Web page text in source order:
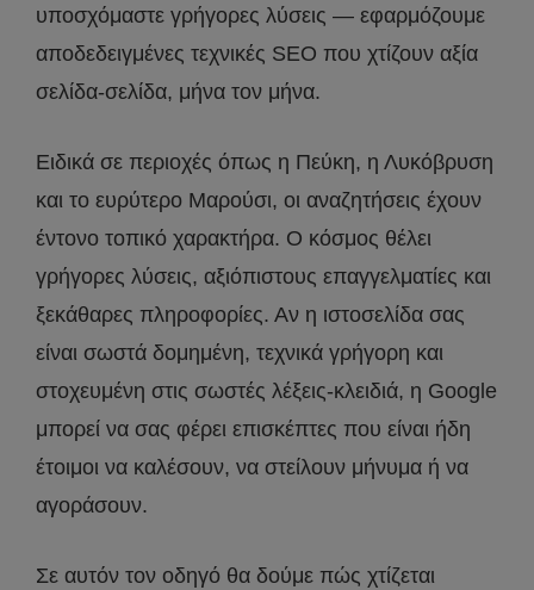
υποσχόμαστε γρήγορες λύσεις — εφαρμόζουμε
αποδεδειγμένες τεχνικές SEO που χτίζουν αξία
σελίδα-σελίδα, μήνα τον μήνα.
Ειδικά σε περιοχές όπως η Πεύκη, η Λυκόβρυση
και το ευρύτερο Μαρούσι, οι αναζητήσεις έχουν
έντονο τοπικό χαρακτήρα. Ο κόσμος θέλει
γρήγορες λύσεις, αξιόπιστους επαγγελματίες και
ξεκάθαρες πληροφορίες. Αν η ιστοσελίδα σας
είναι σωστά δομημένη, τεχνικά γρήγορη και
στοχευμένη στις σωστές λέξεις-κλειδιά, η Google
μπορεί να σας φέρει επισκέπτες που είναι ήδη
έτοιμοι να καλέσουν, να στείλουν μήνυμα ή να
αγοράσουν.
Σε αυτόν τον οδηγό θα δούμε πώς χτίζεται